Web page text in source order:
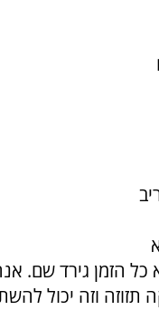
הזמן גירד שם.
תזוזה וזה יכול